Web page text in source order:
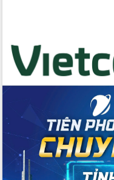
Tập huấn nâng cao năng lực triển
chuyển đổi số cho cán bộ, công
cấp xã
Đắk Lắk phát động hưởng ứng
Quyền của người tiêu dùng Việt
Đẩy mạnh cải cách hành chính,
tâm đạt được mục tiêu tăng
hai con số trong năm 2026
Tổ chức trang trọng Lễ hội Đền
Lương Văn Chánh năm 2026